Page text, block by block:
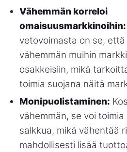
Vähemmän korreloi
omaisuusmarkkinoihin:
vetovoimasta on se,
vähemmän muihin
osakkeisiin, mikä
toimia suojana näitä
Monipuolistaminen:
vähemmän, se voi
salkkua, mikä vähentää
mahdollisesti lisää